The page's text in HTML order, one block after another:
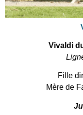
Vivaldi
Fille
Mère de